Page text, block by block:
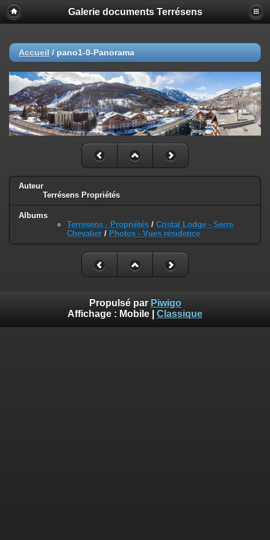
Galerie documents Terrésens
Accueil / pano1-0-Panorama
Auteur
Terrésens Propriétés
Albums
Terresens - Propriétés / Cristal Lodge - Serre
Chevalier / Photos - Vues résidence
Propulsé par Piwigo
Affichage : Mobile Classique